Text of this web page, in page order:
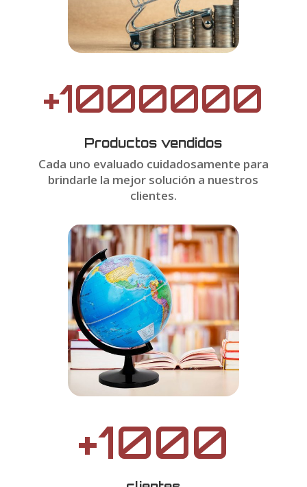
+1000000
Productos vendidos
Cada uno evaluado cuidadosamente para
brindarle la mejor solución a nuestros
clientes.
+1000